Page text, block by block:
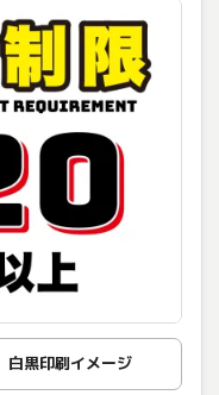
白黒印刷イメージ
ます。